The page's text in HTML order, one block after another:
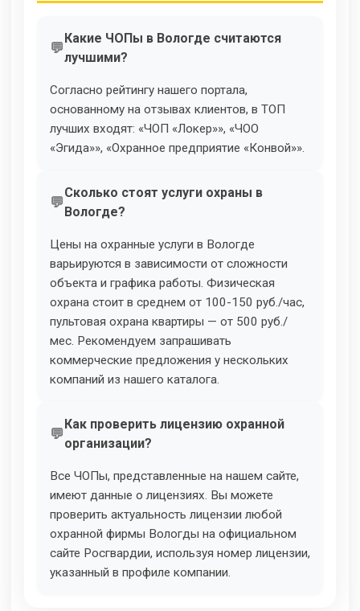
Какие ЧОПы в Вологде считаются
лучшими?
Согласно рейтингу нашего портала,
основанному на отзывах клиентов, в ТОП
лучших входят: «ЧОП «Локер»», «ЧОО
«Эгида»», «Охранное предприятие «Конвой»».
Сколько стоят услуги охраны в
Вологде?
Цены на охранные услуги в Вологде
варьируются в зависимости от сложности
объекта и графика работы. Физическая
охрана стоит в среднем от 100-150 руб./час,
пультовая охрана квартиры — от 500 руб./
мес. Рекомендуем запрашивать
коммерческие предложения у нескольких
компаний из нашего каталога.
Как проверить лицензию охранной
организации?
Все ЧОПы, представленные на нашем сайте,
имеют данные о лицензиях. Вы можете
проверить актуальность лицензии любой
охранной фирмы Вологды на официальном
сайте Росгвардии, используя номер лицензии,
указанный в профиле компании.